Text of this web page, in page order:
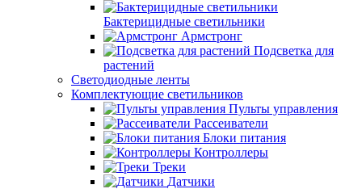
Бактерицидные светильники
Армстронг
Подсветка для
растений
Светодиодные ленты
Комплектующие светильников
Пульты управления
Рассеиватели
Блоки питания
Контроллеры
Треки
Датчики